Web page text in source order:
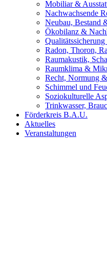
Mobiliar &
Nachwachsende
Neubau, Bestand
Ökobilanz &
Radon, Thoron,
Raumakustik,
Raumklima &
Recht, Normung
Schimmel und
Soziokulturelle
Trinkwasser,
Förderkreis B.A.U.
Aktuelles
Veranstaltungen